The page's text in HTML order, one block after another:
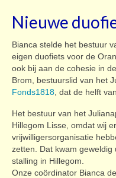
Nieuwe
Bianca stelde het bestuur
eigen duofiets voor de
ook bij aan de cohesie in
Brom, bestuurslid van het
Fonds1818 , dat de helft
Het bestuur van het
Hillegom Lisse, omdat wij
vrijwilligersorganisatie
zetten. Dat kwam
stalling in Hillegom.
Onze coördinator Bianca